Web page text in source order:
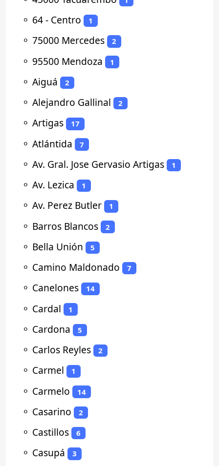
⚬ 64 - Centro 1
⚬ 75000 Mercedes 2
⚬ 95500 Mendoza 1
⚬ Aiguá 2
⚬ Alejandro Gallinal 2
⚬ Artigas 17
⚬ Atlántida 7
⚬ Av. Gral. Jose Gervasio Artigas 1
⚬ Av. Lezica 1
⚬ Av. Perez Butler 1
⚬ Barros Blancos 2
⚬ Bella Unión 5
⚬ Camino Maldonado 7
⚬ Canelones 14
⚬ Cardal 1
⚬ Cardona 5
⚬ Carlos Reyles 2
⚬ Carmel 1
⚬ Carmelo 14
⚬ Casarino 2
⚬ Castillos 6
⚬ Casupá 3